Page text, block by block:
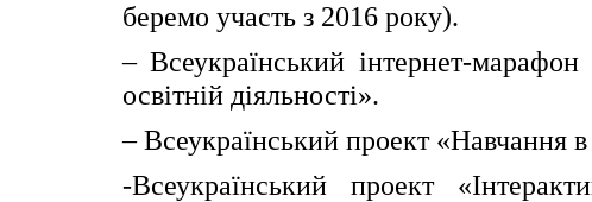
беремо участь з 2016 року).
– Всеукраїнський інтернет-
освітній діяльності».
– Всеукраїнський проект «Навчання в
-Всеукраїнський проект